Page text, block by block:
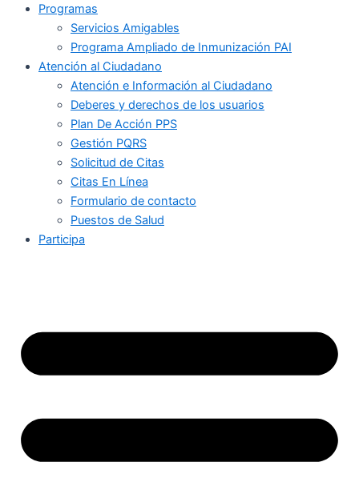
Programas
Servicios Amigables
Programa Ampliado de Inmunización PAI
Atención al Ciudadano
Atención e Información al Ciudadano
Deberes y derechos de los usuarios
Plan De Acción PPS
Gestión PQRS
Solicitud de Citas
Citas En Línea
Formulario de contacto
Puestos de Salud
Participa